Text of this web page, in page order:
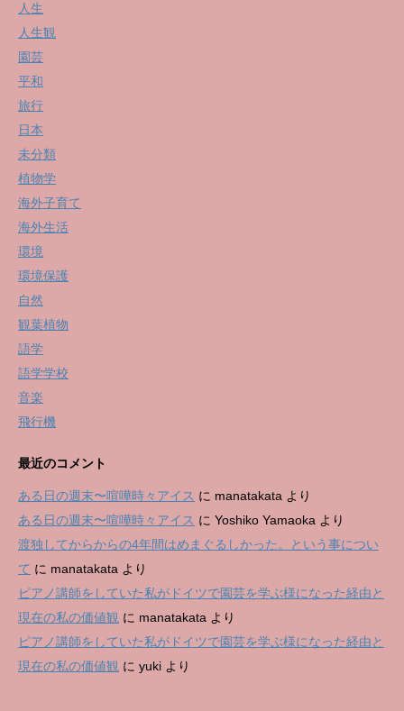
人生
人生観
園芸
平和
旅行
日本
未分類
植物学
海外子育て
海外生活
環境
環境保護
自然
観葉植物
語学
語学学校
音楽
飛行機
最近のコメント
ある日の週末〜喧嘩時々アイス に manatakata より
ある日の週末〜喧嘩時々アイス に Yoshiko Yamaoka より
渡独してからからの4年間はめまぐるしかった。という事につい
て に manatakata より
ピアノ講師をしていた私がドイツで園芸を学ぶ様になった経由と
現在の私の価値観 に manatakata より
ピアノ講師をしていた私がドイツで園芸を学ぶ様になった経由と
現在の私の価値観 に yuki より